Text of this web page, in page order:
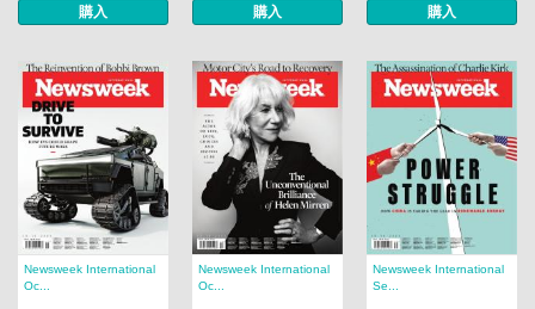
購入 購入 購入
Newsweek International
Oc...
Newsweek International
Oc...
Newsweek International
Se...